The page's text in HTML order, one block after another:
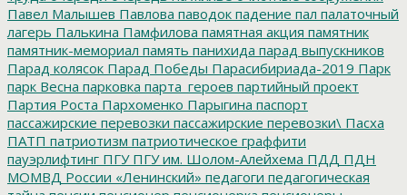
Павел Малышев Павлова паводок падение пал палаточный
лагерь Палькина Памфилова памятная акция памятник
памятник-мемориал память панихида парад выпускников
Парад колясок Парад Победы Парасибириада-2019 Парк
парк Весна парковка парта_героев партийный проект
Партия Роста Пархоменко Парыгина паспорт
пассажирские перевозки пассажирские перевозки\ Пасха
ПАТП патриотизм патриотическое граффити
пауэрлифтинг ПГУПГУ им. Шолом-Алейхема ПДД ПДН
МОМВД России «Ленинский» педагоги педагогическая